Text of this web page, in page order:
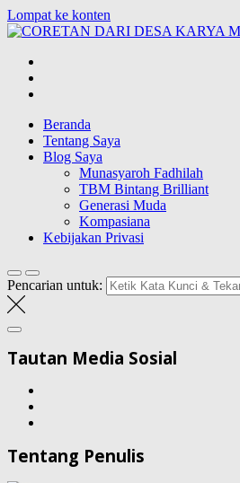
Lompat ke konten
Blog Wong Ndeso yang ingin berbagi
Beranda
Tentang Saya
Blog Saya
Munasyaroh Fadhilah
TBM Bintang Brilliant
Generasi Muda
Kompasiana
Kebijakan Privasi
Pencarian untuk:
Tautan Media Sosial
Tentang Penulis